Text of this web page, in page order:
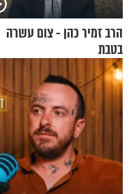
הרב זמיר כהן - צום עשרה
בטבת